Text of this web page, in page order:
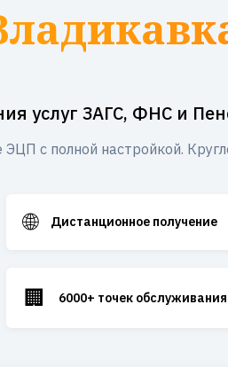
услуг ЗАГС, ФНС и
с полной настройкой.
🌐 Дистанционное получение
🏢 6000+ точек обслуживания